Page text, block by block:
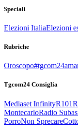
Speciali
Elezioni ItaliaElezioni
Rubriche
Oroscopo
Tgcom24 Consiglia
Mediaset InfinityR101
MontecarloRadio
PorroNon Sprecare